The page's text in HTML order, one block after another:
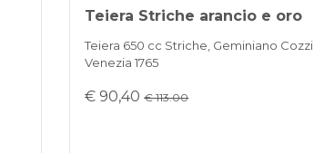
Teiera Striche arancio e oro
Teiera 650 cc Striche, Geminiano Cozzi
Venezia 1765
€ 90,40€ 113.00